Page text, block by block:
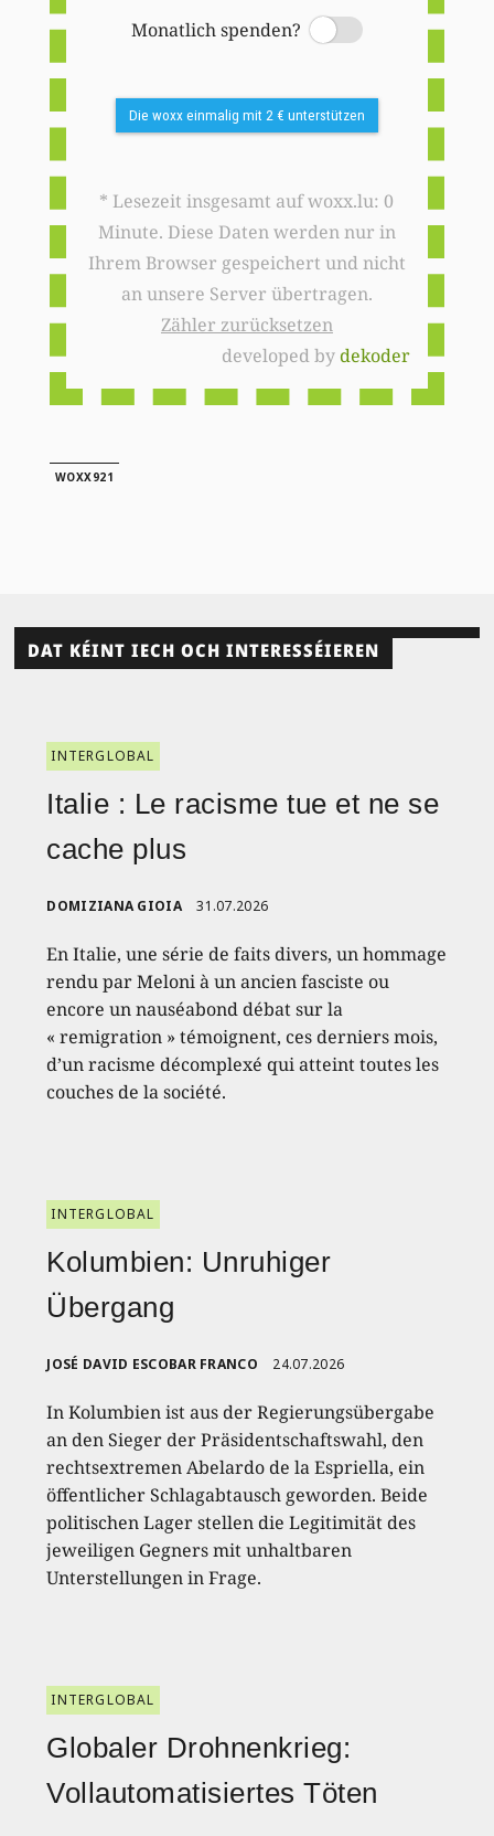
Monatlich spenden?
Switch
Die woxx einmalig mit 2 € unterstützen
* Lesezeit insgesamt auf woxx.lu: 0
Minute. Diese Daten werden nur in
Ihrem Browser gespeichert und nicht
an unsere Server übertragen.
Zähler zurücksetzen
developed bydekoder
WOXX921
DAT KÉINT IECH OCH INTERESSÉIEREN
INTERGLOBAL
Italie : Le racisme tue et ne se
cache plus
DOMIZIANA GIOIA 31.07.2026
En Italie, une série de faits divers, un hommage
rendu par Meloni à un ancien fasciste ou
encore un nauséabond débat sur la
« remigration » témoignent, ces derniers mois,
d’un racisme décomplexé qui atteint toutes les
couches de la société.
INTERGLOBAL
Kolumbien: Unruhiger
Übergang
JOSÉ DAVID ESCOBAR FRANCO 24.07.2026
In Kolumbien ist aus der Regierungsübergabe
an den Sieger der Präsidentschaftswahl, den
rechtsextremen Abelardo de la Espriella, ein
öffentlicher Schlagabtausch geworden. Beide
politischen Lager stellen die Legitimität des
jeweiligen Gegners mit unhaltbaren
Unterstellungen in Frage.
INTERGLOBAL
Globaler Drohnenkrieg:
Vollautomatisiertes Töten